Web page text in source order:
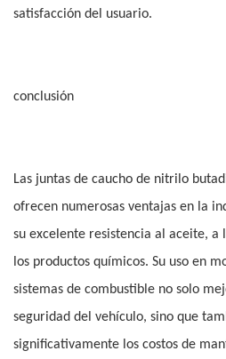
satisfacción del usuario.
conclusión
Las juntas de caucho de nitrilo
ofrecen numerosas ventajas en la
su excelente resistencia al aceite, a
los productos químicos. Su uso en
sistemas de combustible no solo
seguridad del vehículo, sino que
significativamente los costos de